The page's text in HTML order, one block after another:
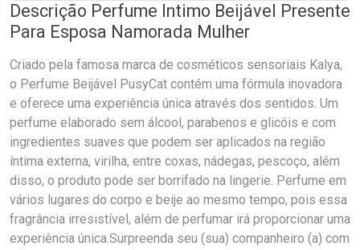
Descrição Perfume Intimo Beijável Presente
Para Esposa Namorada Mulher
Criado pela famosa marca de cosméticos sensoriais Kalya,
o Perfume Beijável PusyCat contém uma fórmula inovadora
e oferece uma experiência única através dos sentidos. Um
perfume elaborado sem álcool, parabenos e glicóis e com
ingredientes suaves que podem ser aplicados na região
íntima externa, virilha, entre coxas, nádegas, pescoço, além
disso, o produto pode ser borrifado na lingerie. Perfume em
vários lugares do corpo e beije ao mesmo tempo, pois essa
fragrância irresistível, além de perfumar irá proporcionar uma
experiência única.Surpreenda seu (sua) companheiro (a) com